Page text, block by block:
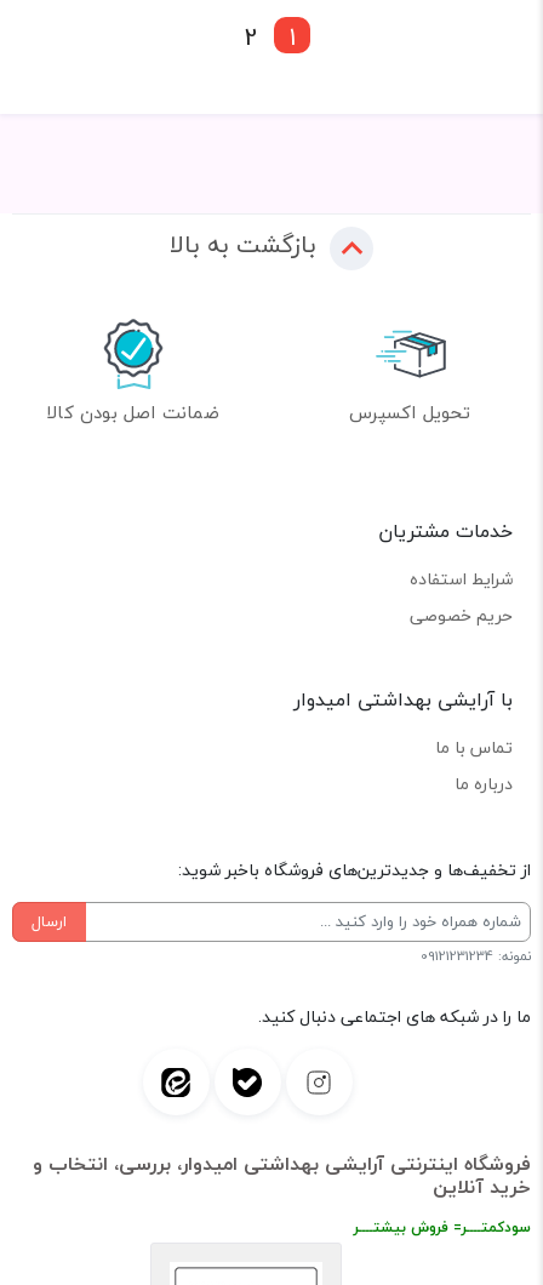
1
2
بازگشت به بالا
تحویل اکسپرس ضمانت اصل بودن کالا
خدمات مشتریان
شرایط استفاده
حریم خصوصی
با آرایشی بهداشتی امیدوار
تماس با ما
درباره ما
از تخفیف‌ها و جدیدترین‌های فروشگاه باخبر شوید:
ارسال
نمونه: 09121231234
ما را در شبکه های اجتماعی دنبال کنید.
فروشگاه اینترنتی آرایشی بهداشتی امیدوار، بررسی، انتخاب و
خرید آنلاین
سودکمتــــر= فروش بیشتــــر